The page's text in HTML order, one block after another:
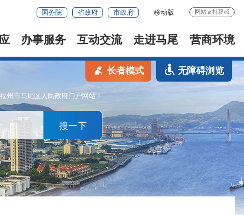
国务院 省政府 市政府 移动版 网站支持IPv6
办事服务 互动交流 走进马尾 营商环境
州市马尾区人民政府门户网站！
搜一下
长者模式 无障碍浏览